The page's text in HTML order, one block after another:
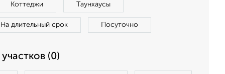
Коттеджи Таунхаусы
На длительный срок Посуточно
(0)